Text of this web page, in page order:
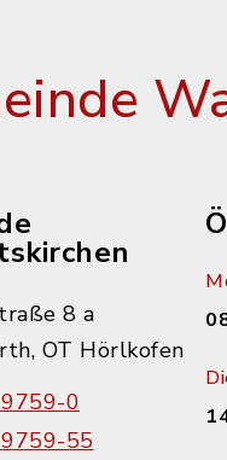
8 a
OT Hörlkofen
0
55